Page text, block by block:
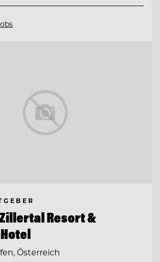
Resort &
Österreich